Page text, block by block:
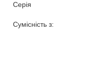
Серія
Сумісність з: